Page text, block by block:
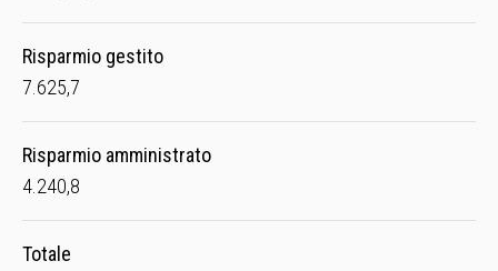
Risparmio gestito
7.625,7
Risparmio amministrato
4.240,8
Totale